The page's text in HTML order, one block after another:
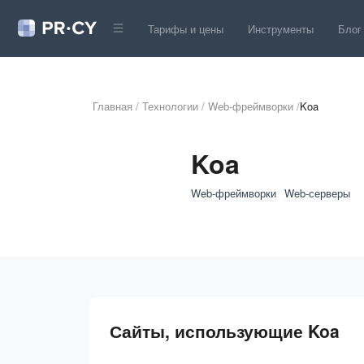
Тарифы и цены Инструменты Блог
Главная / Технологии / Web-фреймворки /Koa
Koa
Web-фреймворки Web-серверы
Сайты, использующие Koa